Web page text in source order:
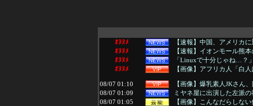
ｵﾇﾇﾒ
【速報】中国、アメリカ
ｵﾇﾇﾒ
【速報】イオンモール熊
ｵﾇﾇﾒ
「Linuxで十分じゃね…？
ｵﾇﾇﾒ
【画像】アフリカ人「白
08/07 01:10
【画像】爆乳素人JKさん
08/07 01:09
ミヤネ屋に出演した左派
08/07 01:05
【画像】こんなだらしな